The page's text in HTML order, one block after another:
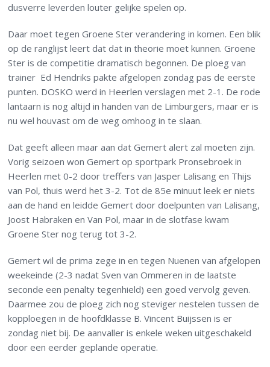
dusverre leverden louter gelijke spelen op.
Daar moet tegen Groene Ster verandering in komen. Een blik
op de ranglijst leert dat dat in theorie moet kunnen. Groene
Ster is de competitie dramatisch begonnen. De ploeg van
trainer Ed Hendriks pakte afgelopen zondag pas de eerste
punten. DOSKO werd in Heerlen verslagen met 2-1. De rode
lantaarn is nog altijd in handen van de Limburgers, maar er is
nu wel houvast om de weg omhoog in te slaan.
Dat geeft alleen maar aan dat Gemert alert zal moeten zijn.
Vorig seizoen won Gemert op sportpark Pronsebroek in
Heerlen met 0-2 door treffers van Jasper Lalisang en Thijs
van Pol, thuis werd het 3-2. Tot de 85e minuut leek er niets
aan de hand en leidde Gemert door doelpunten van Lalisang,
Joost Habraken en Van Pol, maar in de slotfase kwam
Groene Ster nog terug tot 3-2.
Gemert wil de prima zege in en tegen Nuenen van afgelopen
weekeinde (2-3 nadat Sven van Ommeren in de laatste
seconde een penalty tegenhield) een goed vervolg geven.
Daarmee zou de ploeg zich nog steviger nestelen tussen de
kopploegen in de hoofdklasse B. Vincent Buijssen is er
zondag niet bij. De aanvaller is enkele weken uitgeschakeld
door een eerder geplande operatie.